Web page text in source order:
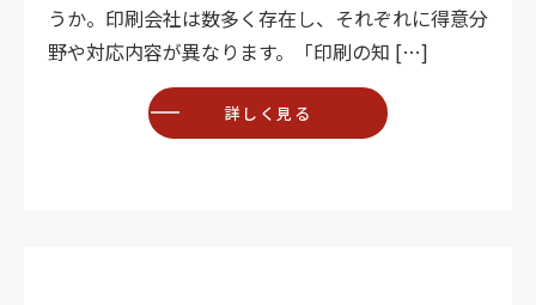
うか。印刷会社は数多く存在し、それぞれに得意分
野や対応内容が異なります。「印刷の知 […]
詳しく見る